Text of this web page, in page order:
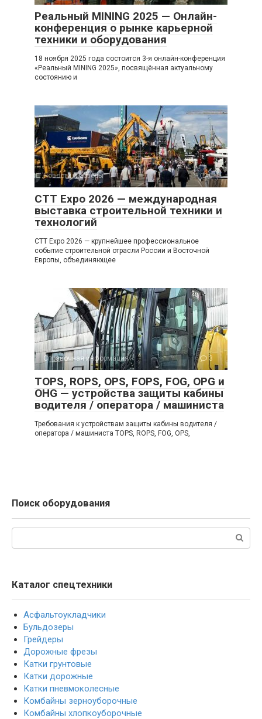
Реальный MINING 2025 — Онлайн-
конференция о рынке карьерной
техники и оборудования
18 ноября 2025 года состоится 3-я онлайн-конференция
«Реальный MINING 2025», посвящённая актуальному
состоянию и
Новости и обзоры 0
CTT Expo 2026 — международная
выставка строительной техники и
технологий
CTT Expo 2026 — крупнейшее профессиональное
событие строительной отрасли России и Восточной
Европы, объединяющее
Справочная информация 3
TOPS, ROPS, OPS, FOPS, FOG, OPG и
OHG — устройства защиты кабины
водителя / оператора / машиниста
Требования к устройствам защиты кабины водителя /
оператора / машиниста TOPS, ROPS, FOG, OPS,
Поиск оборудования
Каталог спецтехники
Асфальтоукладчики
Бульдозеры
Грейдеры
Дорожные фрезы
Катки грунтовые
Катки дорожные
Катки пневмоколесные
Комбайны зерноуборочные
Комбайны хлопкоуборочные